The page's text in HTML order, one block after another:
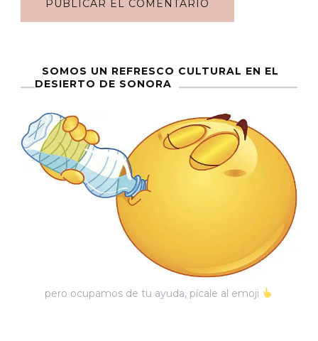
SOMOS UN REFRESCO CULTURAL EN EL
DESIERTO DE SONORA
pero ocupamos de tu ayuda, pícale al emoji